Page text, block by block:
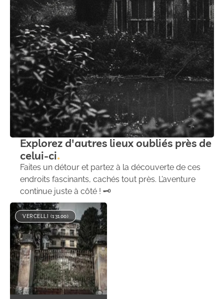
Explorez d'autres lieux oubliés près de
celui-ci
Faites un détour et partez à la découverte de ces
endroits fascinants, cachés tout près. L’aventure
continue juste à côté ! 🗝️
VERCELLI (13100)